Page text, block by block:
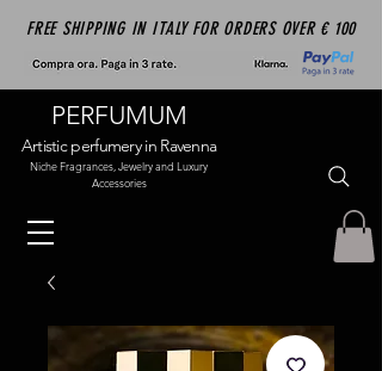
PERFUMUM
Artistic perfumery in Ravenna
Niche Fragrances, Jewelry and Luxury
Accessories
FREE SHIPPING IN ITALY FOR ORDERS OVER € 100